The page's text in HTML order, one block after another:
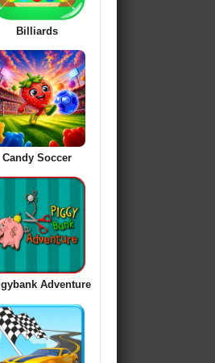
Billiards
Candy Soccer
Adventure